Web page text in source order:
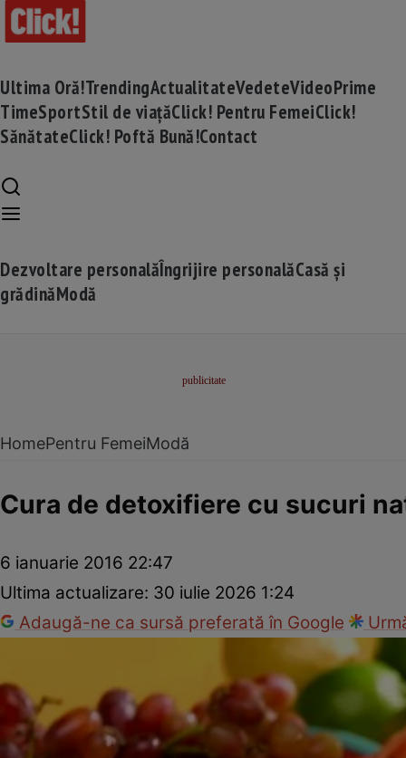
Ultima Oră!TrendingActualitateVedeteVideoPrime
TimeSportStil de viațăClick! Pentru FemeiClick!
SănătateClick! Poftă Bună!Contact
Dezvoltare personalăÎngrijire personalăCasă și
grădinăModă
HomePentru FemeiModă
Cura de detoxifiere cu sucuri
6 ianuarie 2016 22:47
Ultima actualizare: 30 iulie 2026 1:24
Adaugă-ne ca sursă preferată în Google